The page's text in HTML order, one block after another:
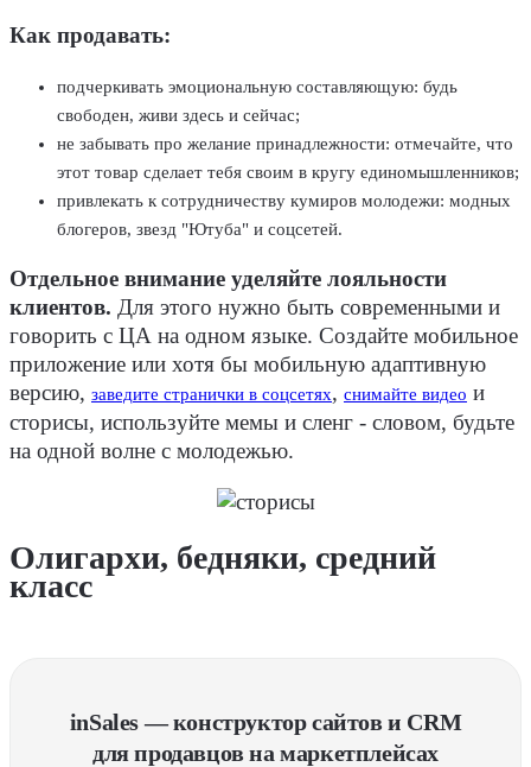
Как продавать:
подчеркивать эмоциональную составляющую: будь
свободен, живи здесь и сейчас;
не забывать про желание принадлежности: отмечайте, что
этот товар сделает тебя своим в кругу единомышленников;
привлекать к сотрудничеству кумиров молодежи: модных
блогеров, звезд "Ютуба" и соцсетей.
Отдельное внимание уделяйте лояльности
клиентов. Для этого нужно быть современными и
говорить с ЦА на одном языке. Создайте мобильное
приложение или хотя бы мобильную адаптивную
версию, заведите странички в соцсетях, снимайте видео и
сторисы, используйте мемы и сленг - словом, будьте
на одной волне с молодежью.
Олигархи, бедняки, средний
класс
inSales — конструктор сайтов и CRM
для продавцов на маркетплейсах